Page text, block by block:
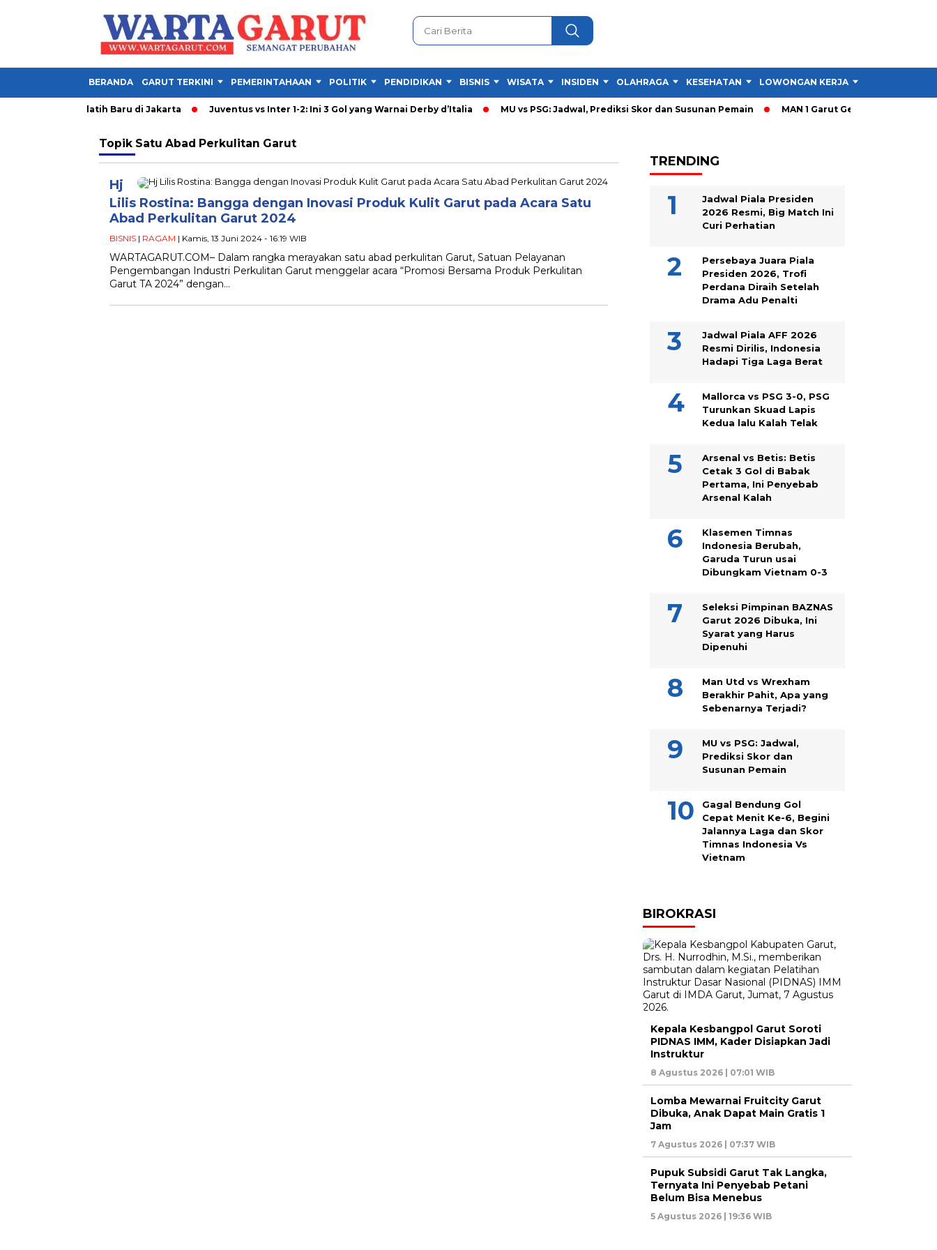
BERANDA GARUT TERKINI PEMERINTAHAAN POLITIK PENDIDIKAN BISNIS WISATA INSIDEN OLAHRAGA KESEHATAN LOWONGAN KERJA
Taktik 2 Pelatih Baru di Jakarta Juventus vs Inter 1-2: Ini 3 Gol yang Warnai Derby d’Italia MU vs PSG: Jadwal, Prediksi Skor dan Susunan Pemain MAN 1 Garut Gelar Cek Kesehatan
Topik Satu Abad Perkulitan Garut
Hj
Lilis Rostina: Bangga dengan Inovasi Produk Kulit Garut pada Acara Satu
Abad Perkulitan Garut 2024
BISNIS | RAGAM | Kamis, 13 Juni 2024 - 16:19 WIB
WARTAGARUT.COM– Dalam rangka merayakan satu abad perkulitan Garut, Satuan Pelayanan
Pengembangan Industri Perkulitan Garut menggelar acara “Promosi Bersama Produk Perkulitan
Garut TA 2024” dengan…
TRENDING
Jadwal Piala Presiden
2026 Resmi, Big Match Ini
Curi Perhatian
Persebaya Juara Piala
Presiden 2026, Trofi
Perdana Diraih Setelah
Drama Adu Penalti
Jadwal Piala AFF 2026
Resmi Dirilis, Indonesia
Hadapi Tiga Laga Berat
Mallorca vs PSG 3-0, PSG
Turunkan Skuad Lapis
Kedua lalu Kalah Telak
Arsenal vs Betis: Betis
Cetak 3 Gol di Babak
Pertama, Ini Penyebab
Arsenal Kalah
Klasemen Timnas
Indonesia Berubah,
Garuda Turun usai
Dibungkam Vietnam 0-3
Seleksi Pimpinan BAZNAS
Garut 2026 Dibuka, Ini
Syarat yang Harus
Dipenuhi
Man Utd vs Wrexham
Berakhir Pahit, Apa yang
Sebenarnya Terjadi?
MU vs PSG: Jadwal,
Prediksi Skor dan
Susunan Pemain
Gagal Bendung Gol
Cepat Menit Ke-6, Begini
Jalannya Laga dan Skor
Timnas Indonesia Vs
Vietnam
BIROKRASI
Kepala Kesbangpol Garut Soroti
PIDNAS IMM, Kader Disiapkan Jadi
Instruktur
8 Agustus 2026 | 07:01 WIB
Lomba Mewarnai Fruitcity Garut
Dibuka, Anak Dapat Main Gratis 1
Jam
7 Agustus 2026 | 07:37 WIB
Pupuk Subsidi Garut Tak Langka,
Ternyata Ini Penyebab Petani
Belum Bisa Menebus
5 Agustus 2026 | 19:36 WIB